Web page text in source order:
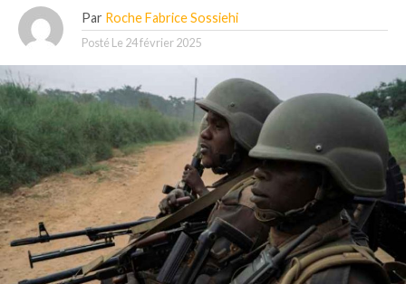
Par Roche Fabrice Sossiehi
Posté Le 24 février 2025